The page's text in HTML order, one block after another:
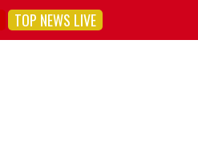
TOP NEWS LIVE